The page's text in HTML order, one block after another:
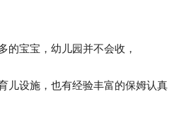
的宝宝，幼儿园并不会收，
儿设施，也有经验丰富的保姆认真